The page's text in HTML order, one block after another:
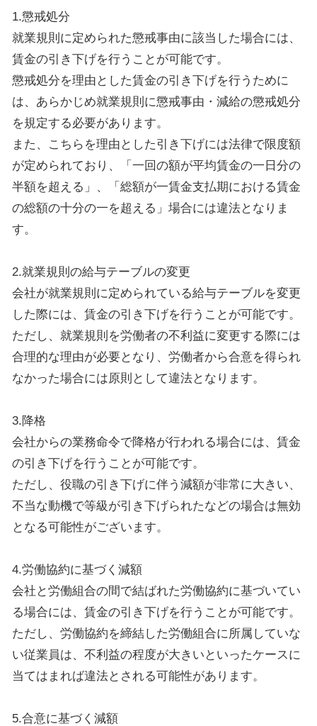
1.懲戒処分
就業規則に定められた懲戒事由に該当した場合には、
賃金の引き下げを行うことが可能です。
懲戒処分を理由とした賃金の引き下げを行うために
は、あらかじめ就業規則に懲戒事由・減給の懲戒処分
を規定する必要があります。
また、こちらを理由とした引き下げには法律で限度額
が定められており、「一回の額が平均賃金の一日分の
半額を超える」、「総額が一賃金支払期における賃金
の総額の十分の一を超える」場合には違法となりま
す。
2.就業規則の給与テーブルの変更
会社が就業規則に定められている給与テーブルを変更
した際には、賃金の引き下げを行うことが可能です。
ただし、就業規則を労働者の不利益に変更する際には
合理的な理由が必要となり、労働者から合意を得られ
なかった場合には原則として違法となります。
3.降格
会社からの業務命令で降格が行われる場合には、賃金
の引き下げを行うことが可能です。
ただし、役職の引き下げに伴う減額が非常に大きい、
不当な動機で等級が引き下げられたなどの場合は無効
となる可能性がございます。
4.労働協約に基づく減額
会社と労働組合の間で結ばれた労働協約に基づいてい
る場合には、賃金の引き下げを行うことが可能です。
ただし、労働協約を締結した労働組合に所属していな
い従業員は、不利益の程度が大きいといったケースに
当てはまれば違法とされる可能性があります。
5.合意に基づく減額